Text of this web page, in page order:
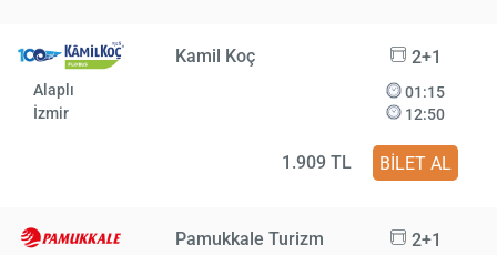
Kamil Koç 2+1
Alaplı
İzmir
01:15
12:50
1.909 TL BİLET AL
Pamukkale Turizm 2+1